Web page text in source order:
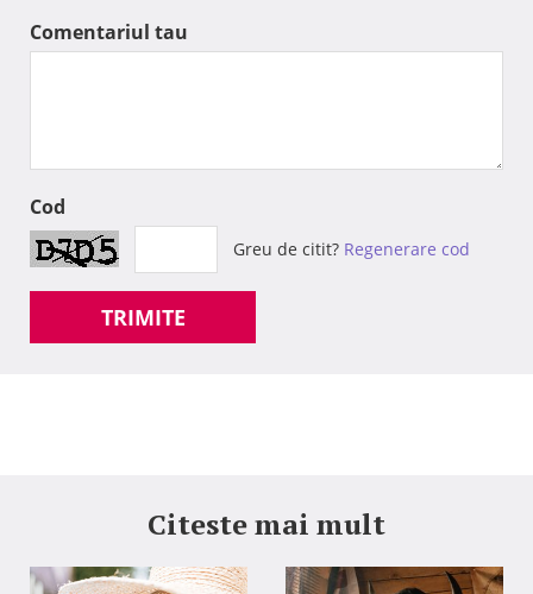
Comentariul tau
Cod
Greu de citit? Regenerare cod
TRIMITE
Citeste mai mult